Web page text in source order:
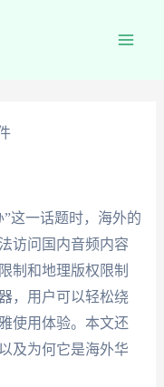
这一话题时，海外的
访问国内音频内容
制和地理版权限制
，用户可以轻松绕
使用体验。本文还
及为何它是海外华